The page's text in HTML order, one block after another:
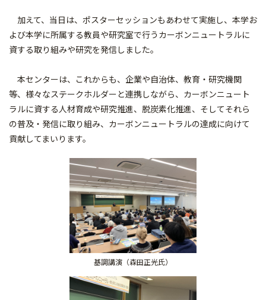
加えて、当日は、ポスターセッションもあわせて実施し、本学お
よび本学に所属する教員や研究室で行うカーボンニュートラルに
資する取り組みや研究を発信しました。
本センターは、これからも、企業や自治体、教育・研究機関
等、様々なステークホルダーと連携しながら、カーボンニュート
ラルに資する人材育成や研究推進、脱炭素化推進、そしてそれら
の普及・発信に取り組み、カーボンニュートラルの達成に向けて
貢献してまいります。
基調講演（森田正光氏）